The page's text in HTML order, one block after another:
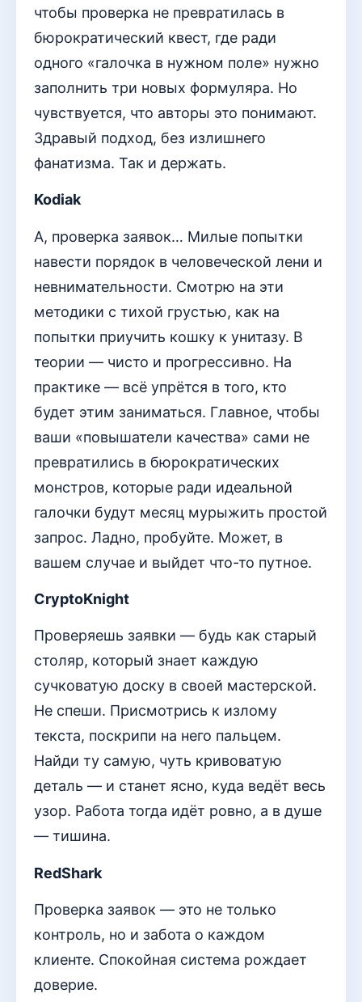
чтобы проверка не превратилась в
бюрократический квест, где ради
одного «галочка в нужном поле» нужно
заполнить три новых формуляра. Но
чувствуется, что авторы это понимают.
Здравый подход, без излишнего
фанатизма. Так и держать.
Kodiak
А, проверка заявок… Милые попытки
навести порядок в человеческой лени и
невнимательности. Смотрю на эти
методики с тихой грустью, как на
попытки приучить кошку к унитазу. В
теории — чисто и прогрессивно. На
практике — всё упрётся в того, кто
будет этим заниматься. Главное, чтобы
ваши «повышатели качества» сами не
превратились в бюрократических
монстров, которые ради идеальной
галочки будут месяц мурыжить простой
запрос. Ладно, пробуйте. Может, в
вашем случае и выйдет что-то путное.
CryptoKnight
Проверяешь заявки — будь как старый
столяр, который знает каждую
сучковатую доску в своей мастерской.
Не спеши. Присмотрись к излому
текста, поскрипи на него пальцем.
Найди ту самую, чуть кривоватую
деталь — и станет ясно, куда ведёт весь
узор. Работа тогда идёт ровно, а в душе
— тишина.
RedShark
Проверка заявок — это не только
контроль, но и забота о каждом
клиенте. Спокойная система рождает
доверие.